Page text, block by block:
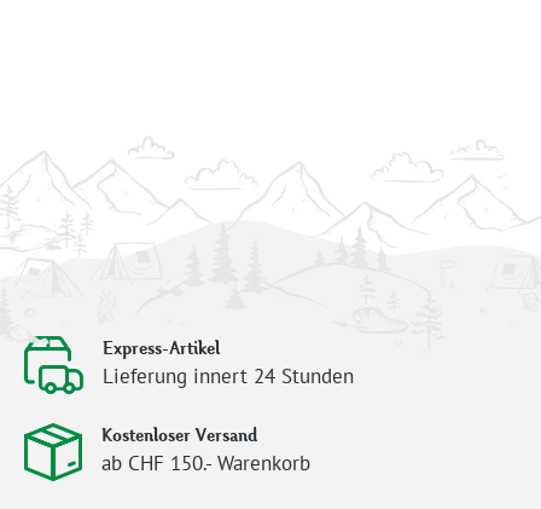
Express-Artikel
Lieferung innert 24 Stunden
Kostenloser Versand
ab CHF 150.- Warenkorb